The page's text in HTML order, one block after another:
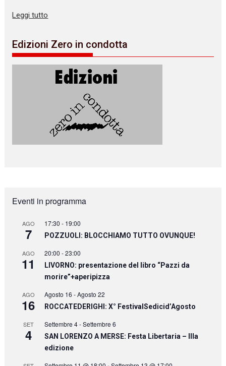
Leggi tutto
Edizioni Zero in condotta
Eventi in programma
AGO
7
17:30 - 19:00
POZZUOLI: BLOCCHIAMO TUTTO OVUNQUE!
AGO
11
20:00 -23:00
LIVORNO: presentazione del libro “Pazzi da
morire”+aperipizza
AGO
16
Agosto 16 -Agosto 22
ROCCATEDERIGHI: X° FestivalSedicid’Agosto
SET
4
Settembre 4-Settembre 6
SAN LORENZO A MERSE: Festa Libertaria – IIIa
edizione